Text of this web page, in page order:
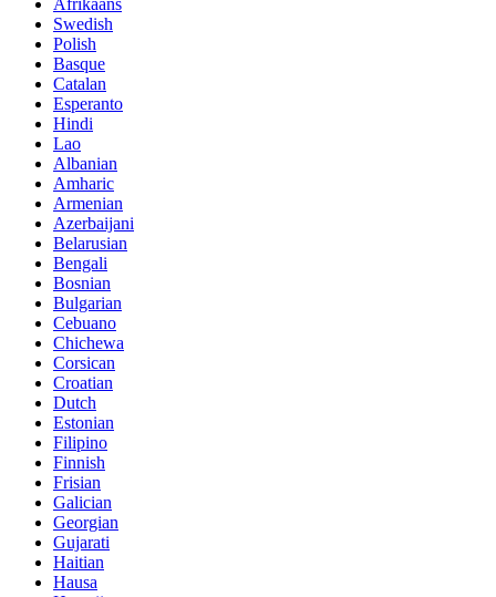
Afrikaans
Swedish
Polish
Basque
Catalan
Esperanto
Hindi
Lao
Albanian
Amharic
Armenian
Azerbaijani
Belarusian
Bengali
Bosnian
Bulgarian
Cebuano
Chichewa
Corsican
Croatian
Dutch
Estonian
Filipino
Finnish
Frisian
Galician
Georgian
Gujarati
Haitian
Hausa